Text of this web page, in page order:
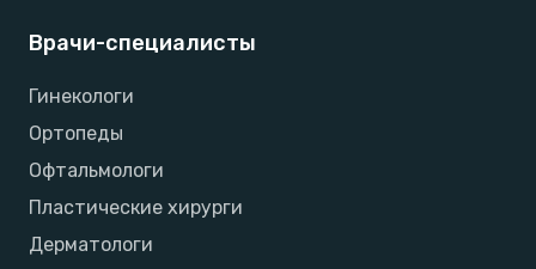
Врачи-специалисты
Гинекологи
Ортопеды
Офтальмологи
Пластические хирурги
Дерматологи